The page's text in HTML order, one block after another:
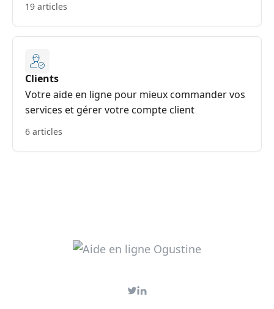
19 articles
Clients
Votre aide en ligne pour mieux commander vos
services et gérer votre compte client
6 articles